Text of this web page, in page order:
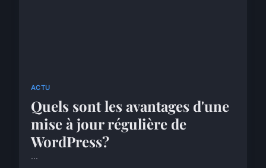
ACTU
Quels sont les avantages d'une
mise à jour régulière de
WordPress?
...